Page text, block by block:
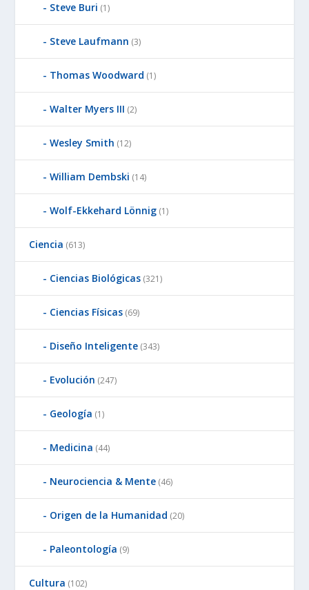
Steve Buri (1)
Steve Laufmann (3)
Thomas Woodward (1)
Walter Myers III (2)
Wesley Smith (12)
William Dembski (14)
Wolf-Ekkehard Lönnig (1)
Ciencia (613)
Ciencias Biológicas (321)
Ciencias Físicas (69)
Diseño Inteligente (343)
Evolución (247)
Geología (1)
Medicina (44)
Neurociencia & Mente (46)
Origen de la Humanidad (20)
Paleontología (9)
Cultura (102)